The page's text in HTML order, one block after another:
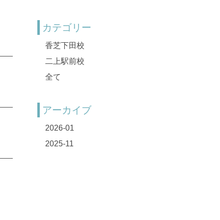
カテゴリー
香芝下田校
二上駅前校
全て
アーカイブ
2026-01
2025-11